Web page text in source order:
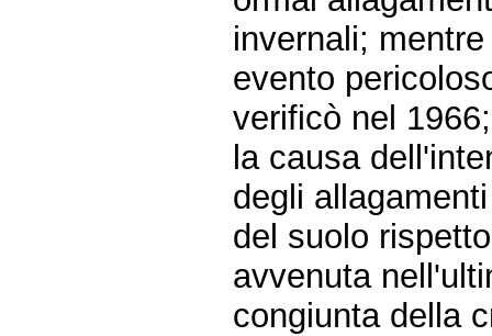
invernali;
evento
verificò nel 1966;
la causa
degli
del suolo
avvenuta
congiunta della